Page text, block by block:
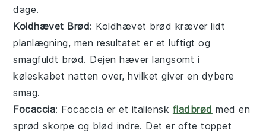
dage.
Koldhævet Brød: Koldhævet brød kræver lidt
planlægning, men resultatet er etluftigt og
smagfuldt brød. Dejen hæver langsomt i
køleskabet natten over, hvilket giver en dybere
smag.
Focaccia: Focaccia er et italiensk fladbrød med en
sprød skorpe og blød indre. Det er ofte toppet